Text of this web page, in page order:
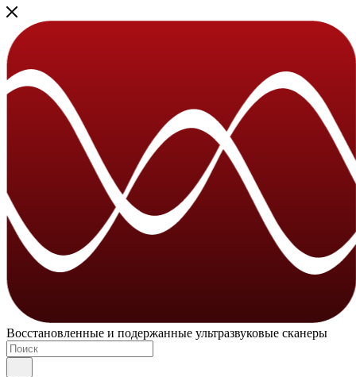
Восстановленные и подержанные ультразвуковые сканеры